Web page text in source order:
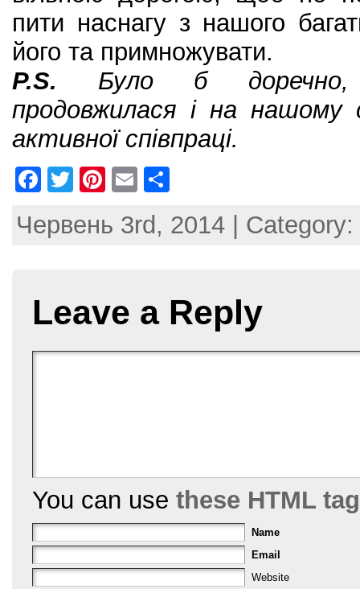
пити наснагу з нашого
його та примножувати.
P.S. Було б доречно,
продовжилася і на нашому
активної співпраці.
F
c
o
o
k
T
itt
Pi
er
E
ai ar
Червень 3rd, 2014 | Category:
Leave a Reply
You can use these HTML
Name
Email
Website